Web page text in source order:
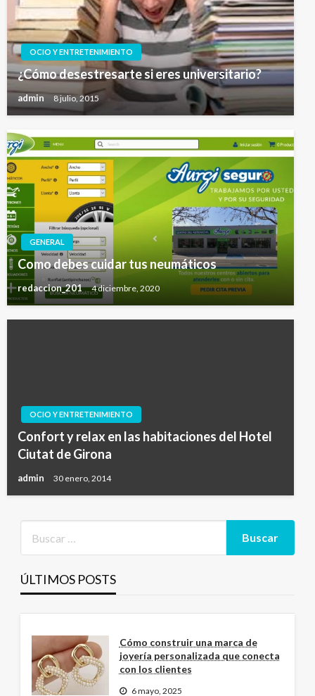
OCIO Y ENTRETENIMIENTO
¿Cómo desestresarte si eres universitario?
admin 8 julio, 2015
GENERAL
Como debes cuidar tus neumáticos
redaccion_201 4 diciembre, 2020
OCIO Y ENTRETENIMIENTO
Confort y relax en las habitaciones del Hotel
Ciutat de Girona
admin 30 enero, 2014
ÚLTIMOS POSTS
Cómo construir una marca de
joyería personalizada que conecta
con los clientes
6 mayo, 2025